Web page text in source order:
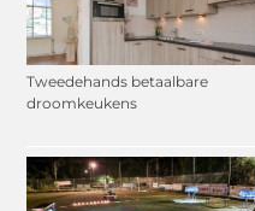
Tweedehands betaalbare
droomkeukens